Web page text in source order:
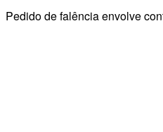
Pedido de falência envolve